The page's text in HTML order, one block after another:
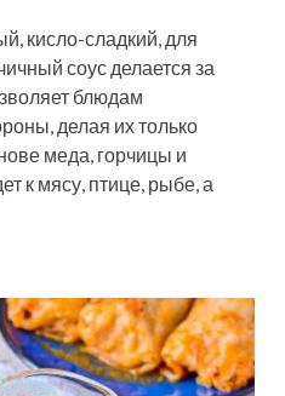
кисло-сладкий, для
соус делается за
блюдам
делая их только
меда, горчицы и
к мясу, птице, рыбе, а